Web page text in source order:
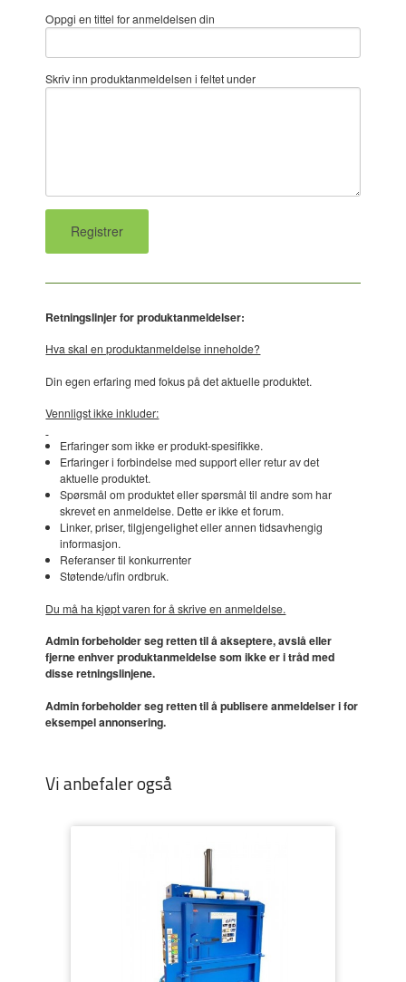
Oppgi en tittel for anmeldelsen din
Skriv inn produktanmeldelsen i feltet under
Retningslinjer for produktanmeldelser:
Hva skal en produktanmeldelse inneholde?
Din egen erfaring med fokus på det aktuelle produktet.
Vennligst ikke inkluder:
Erfaringer som ikke er produkt-spesifikke.
Erfaringer i forbindelse med support eller retur av det
aktuelle produktet.
Spørsmål om produktet eller spørsmål til andre som har
skrevet en anmeldelse. Dette er ikke et forum.
Linker, priser, tilgjengelighet eller annen tidsavhengig
informasjon.
Referanser til konkurrenter
Støtende/ufin ordbruk.
Du må ha kjøpt varen for å skrive en anmeldelse.
Admin forbeholder seg retten til å akseptere, avslå eller
fjerne enhver produktanmeldelse som ikke er i tråd med
disse retningslinjene.
Admin forbeholder seg retten til å publisere anmeldelser i for
eksempel annonsering.
Vi anbefaler også